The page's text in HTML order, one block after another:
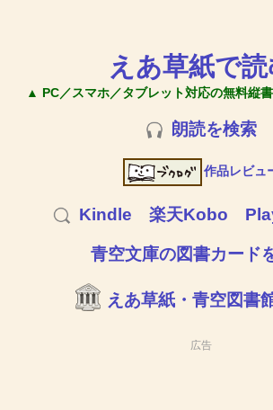
えあ草紙で
▲ PC／スマホ／タブレット対応の無料縦
朗読を検索
作品レビュ
Kindle 楽天Kobo
青空文庫の図書カード
えあ草紙・青空図書
広告